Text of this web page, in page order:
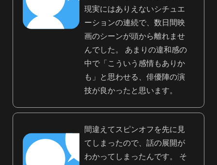
現実にはありえないシチュエ
ーションの連続で、数日間映
画のシーンが頭から離れませ
んでした。 あまりの違和感の
中で「こういう感情もありか
も」と思わせる、俳優陣の演
技が良かったと思います。
間違えてスピンオフを先に見
てしまったので、話の展開が
わかってしまったんです。 そ